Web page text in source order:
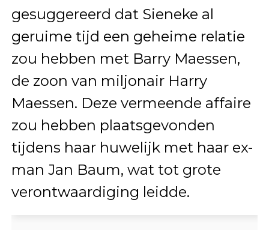
gesuggereerd dat Sieneke al
geruime tijd een geheime relatie
zou hebben met Barry Maessen,
de zoon van miljonair Harry
Maessen. Deze vermeende affaire
zou hebben plaatsgevonden
tijdens haar huwelijk met haar ex-
man Jan Baum, wat tot grote
verontwaardiging leidde.